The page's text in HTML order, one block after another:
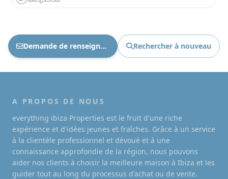
Demande de renseignements Ref : 1684 Rechercher à nouveau
A PROPOS DE NOUS
everything ibiza Properties est le fruit d'une riche
expérience et d'idées jeunes et fraîches. Grâce à un service
à la clientèle professionnel et dévoué et à une
connaissance approfondie de la région, nous pouvons
aider nos clients à choisir la meilleure maison à Ibiza et les
guider tout au long du processus d'achat ou de vente.